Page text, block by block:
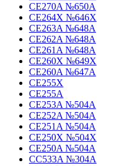
CE270A №650A
CE264X №646X
CE263A №648A
CE262A №648A
CE261A №648A
CE260X №649X
CE260A №647A
CE255X
CE255A
CE253A №504A
CE252A №504A
CE251A №504A
CE250X №504X
CE250A №504A
CC533A №304A